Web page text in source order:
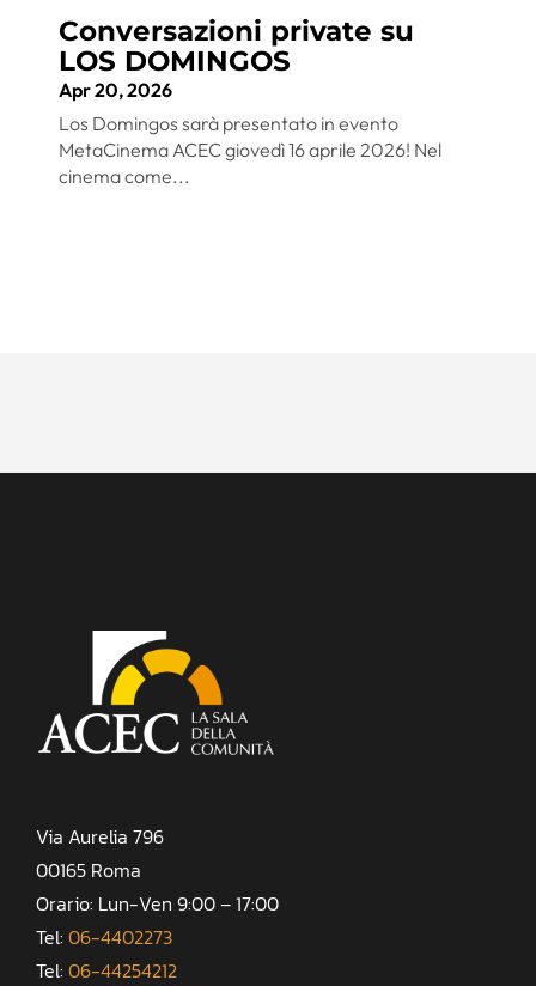
Conversazioni private su
LOS DOMINGOS
Apr 20, 2026
Los Domingos sarà presentato in evento
MetaCinema ACEC giovedì 16 aprile 2026! Nel
cinema come...
Via Aurelia 796
00165 Roma
Orario: Lun-Ven 9:00 – 17:00
Tel: 06-4402273
Tel: 06-44254212